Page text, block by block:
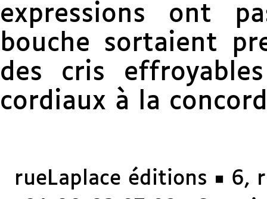
expressions ont
bouche sortaient
des cris
cordiaux à la
rueLaplace éditions ◼ 6,